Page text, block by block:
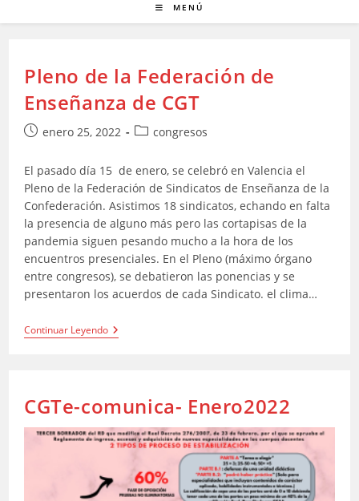
MENÚ
Pleno de la Federación de
Enseñanza de CGT
Publicación
la
entrada:
enero 25, 2022
Categoría
entrada:
congresos
El pasado día 15 de enero, se celebró en Valencia el
Pleno de la Federación de Sindicatos de Enseñanza de la
Confederación. Asistimos 18 sindicatos, echando en falta
la presencia de alguno más pero las cortapisas de la
pandemia siguen pesando mucho a la hora de los
encuentros presenciales. En el Pleno (máximo órgano
entre congresos), se debatieron las ponencias y se
presentaron los acuerdos de cada Sindicato. el clima…
Continuar LeyendoPleno
De
De
CGTe-comunica- Enero2022